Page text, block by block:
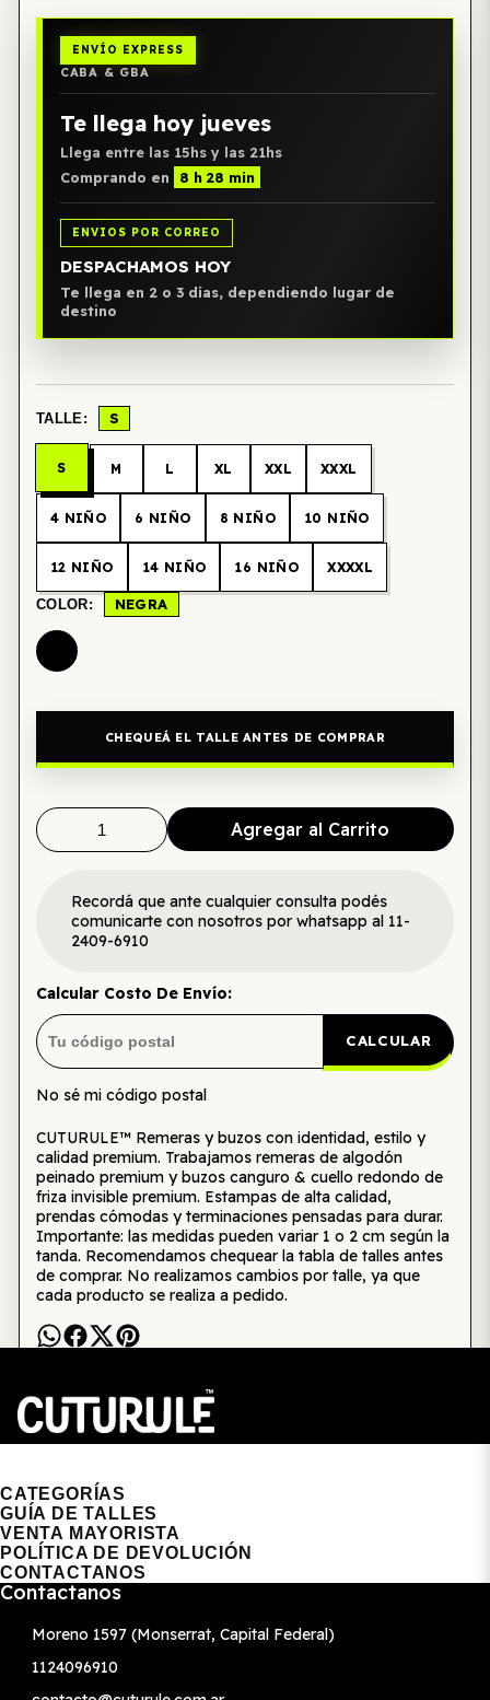
ENVÍO EXPRESS
CABA & GBA
Te llega hoy jueves
Llega entre las 15hs y las 21hs
Comprando en
8 h 28 min
ENVIOS POR CORREO
DESPACHAMOS HOY
Te llega en 2 o 3 días, dependiendo lugar de
destino
TALLE: S
S M L XL XXL XXXL
4 NIÑO 6 NIÑO 8 NIÑO 10 NIÑO
12 NIÑO 14 NIÑO 16 NIÑO XXXXL
COLOR: NEGRA
CHEQUEÁ EL TALLE ANTES DE COMPRAR
Agregar al Carrito
Recordá que ante cualquier consulta podés
comunicarte con nosotros por whatsapp al 11-
2409-6910
Calcular Costo De Envío:
CALCULAR
No sé mi código postal
CUTURULE™ Remeras y buzos con identidad, estilo y
calidad premium. Trabajamos remeras de algodón
peinado premium y buzos canguro & cuello redondo de
friza invisible premium. Estampas de alta calidad,
prendas cómodas y terminaciones pensadas para durar.
Importante: las medidas pueden variar 1 o 2 cm según la
tanda. Recomendamos chequear la tabla de talles antes
de comprar. No realizamos cambios por talle, ya que
cada producto se realiza a pedido.
CATEGORÍAS
GUÍA DE TALLES
VENTA MAYORISTA
POLÍTICA DE DEVOLUCIÓN
CONTACTANOS
Contactanos
Moreno 1597 (Monserrat, Capital Federal)
1124096910